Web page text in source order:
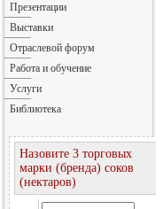
Презентации
Выставки
Отраслевой форум
Работа и обучение
Услуги
Библиотека
Назовите 3 торговых
марки (бренда) соков
(нектаров)